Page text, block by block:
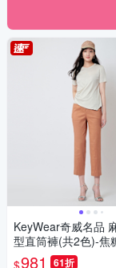
KeyWear奇威名品
型直筒褲(共2色)-焦
981 61折